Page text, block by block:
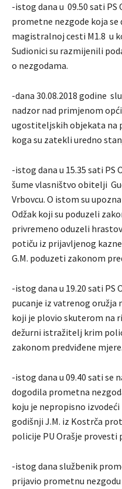
-istog dana u 09.50 sati
prometne nezgode koja se
magistralnoj cesti M1.8 u
Sudionici su razmijenili
o nezgodama.
-dana 30.08.2018 godine
nadzor nad primjenom
ugostiteljskih objekata na
koga su zatekli uredno
-istog dana u 15.35 sati PS
šume vlasništvo obitelji
Vrbovcu. O istom su
Odžak koji su poduzeli
privremeno oduzeli
potiču iz prijavljenog
G.M. poduzeti zakonom
-istog dana u 19.20 sati PS
pucanje iz vatrenog oružja
koji je plovio skuterom na
dežurni istražitelj krim
zakonom predviđene mjere.
-istog dana u 09.40 sati se
dogodila prometna
koju je nepropisno
godišnji J.M. iz Kostrča
policije PU Orašje provesti
-istog dana službenik
prijavio prometnu nezgodu